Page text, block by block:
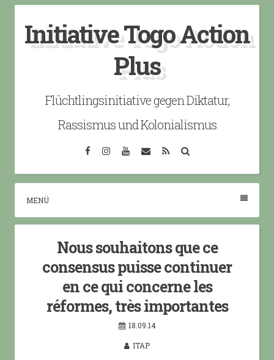
content
Initiative Togo Action
Plus
Flüchtlingsinitiative gegen Diktatur,
Rassismus und Kolonialismus
FacebookInstagramYouTube
EmailRSS
MENÜ
Nous souhaitons que ce
consensus puisse continuer
en ce qui concerne les
réformes, très importantes
18.09.14
ITAP